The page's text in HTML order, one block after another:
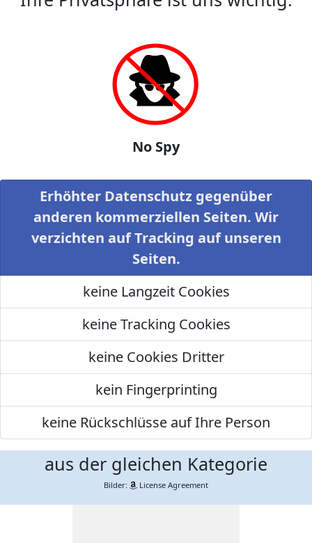
No Spy
Erhöhter Datenschutz gegenüber
anderen kommerziellen Seiten. Wir
verzichten auf Tracking auf unseren
Seiten.
keine Langzeit Cookies
keine Tracking Cookies
keine Cookies Dritter
kein Fingerprinting
keine Rückschlüsse auf Ihre Person
aus der gleichen Kategorie
Bilder: License Agreement